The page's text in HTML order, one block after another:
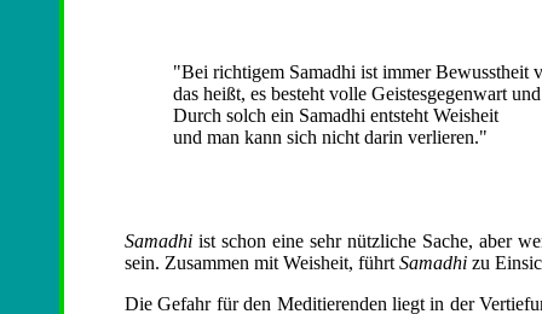
"Bei richtigem Samadhi ist immer Bewusstheit
das heißt, es besteht volle Geistesgegenwart
Durch solch ein Samadhi entsteht Weisheit
und man kann sich nicht darin verlieren."
Samadhi ist schon eine sehr nützliche Sache, aber
sein. Zusammen mit Weisheit, führt Samadhi zu
Die Gefahr für den Meditierenden liegt in der